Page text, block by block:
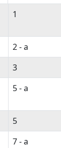
Huisnummer
1
2 - a
3
5 - a
5
7 - a